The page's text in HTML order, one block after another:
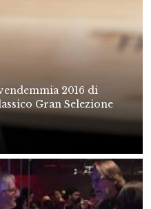
2016 di
Gran Selezione